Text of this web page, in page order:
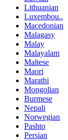
Lithuanian
Luxembou..
Macedonian
Malagasy
Malay
Malayalam
Maltese
Maori
Marathi
Mongolian
Burmese
Nepali
Norwegian
Pashto
Persian